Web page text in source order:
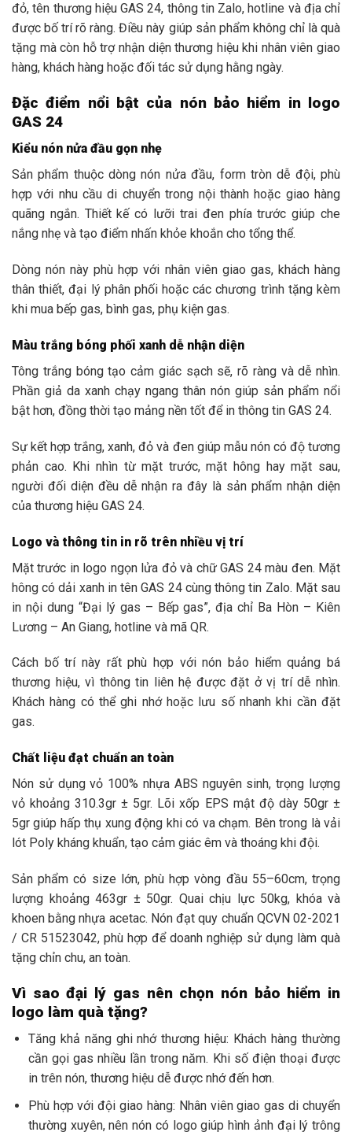
đỏ, tên thương hiệu GAS 24, thông tin Zalo, hotline và địa chỉ
được bố trí rõ ràng. Điều này giúp sản phẩm không chỉ là quà
tặng mà còn hỗ trợ nhận diện thương hiệu khi nhân viên giao
hàng, khách hàng hoặc đối tác sử dụng hằng ngày.
Đặc điểm nổi bật của nón bảo hiểm in logo
GAS 24
Kiểu nón nửa đầu gọn nhẹ
Sản phẩm thuộc dòng nón nửa đầu, form tròn dễ đội, phù
hợp với nhu cầu di chuyển trong nội thành hoặc giao hàng
quãng ngắn. Thiết kế có lưỡi trai đen phía trước giúp che
nắng nhẹ và tạo điểm nhấn khỏe khoắn cho tổng thể.
Dòng nón này phù hợp với nhân viên giao gas, khách hàng
thân thiết, đại lý phân phối hoặc các chương trình tặng kèm
khi mua bếp gas, bình gas, phụ kiện gas.
Màu trắng bóng phối xanh dễ nhận diện
Tông trắng bóng tạo cảm giác sạch sẽ, rõ ràng và dễ nhìn.
Phần giả da xanh chạy ngang thân nón giúp sản phẩm nổi
bật hơn, đồng thời tạo mảng nền tốt để in thông tin GAS 24.
Sự kết hợp trắng, xanh, đỏ và đen giúp mẫu nón có độ tương
phản cao. Khi nhìn từ mặt trước, mặt hông hay mặt sau,
người đối diện đều dễ nhận ra đây là sản phẩm nhận diện
của thương hiệu GAS 24.
Logo và thông tin in rõ trên nhiều vị trí
Mặt trước in logo ngọn lửa đỏ và chữ GAS 24 màu đen. Mặt
hông có dải xanh in tên GAS 24 cùng thông tin Zalo. Mặt sau
in nội dung “Đại lý gas – Bếp gas”, địa chỉ Ba Hòn – Kiên
Lương – An Giang, hotline và mã QR.
Cách bố trí này rất phù hợp với nón bảo hiểm quảng bá
thương hiệu, vì thông tin liên hệ được đặt ở vị trí dễ nhìn.
Khách hàng có thể ghi nhớ hoặc lưu số nhanh khi cần đặt
gas.
Chất liệu đạt chuẩn an toàn
Nón sử dụng vỏ 100% nhựa ABS nguyên sinh, trọng lượng
vỏ khoảng 310.3gr ± 5gr. Lõi xốp EPS mật độ dày 50gr ±
5gr giúp hấp thụ xung động khi có va chạm. Bên trong là vải
lót Poly kháng khuẩn, tạo cảm giác êm và thoáng khi đội.
Sản phẩm có size lớn, phù hợp vòng đầu 55–60cm, trọng
lượng khoảng 463gr ± 50gr. Quai chịu lực 50kg, khóa và
khoen bằng nhựa acetac. Nón đạt quy chuẩn QCVN 02-2021
/ CR 51523042, phù hợp để doanh nghiệp sử dụng làm quà
tặng chỉn chu, an toàn.
Vì sao đại lý gas nên chọn nón bảo hiểm in
logo làm quà tặng?
Tăng khả năng ghi nhớ thương hiệu: Khách hàng thường
cần gọi gas nhiều lần trong năm. Khi số điện thoại được
in trên nón, thương hiệu dễ được nhớ đến hơn.
Phù hợp với đội giao hàng: Nhân viên giao gas di chuyển
thường xuyên, nên nón có logo giúp hình ảnh đại lý trông